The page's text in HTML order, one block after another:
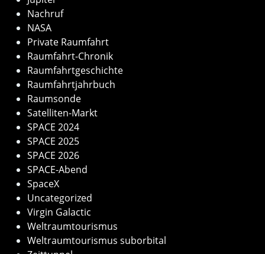
Nachruf
NASA
Private Raumfahrt
Raumfahrt-Chronik
Raumfahrtgeschichte
Raumfahrtjahrbuch
Raumsonde
Satelliten-Markt
SPACE 2024
SPACE 2025
SPACE 2026
SPACE-Abend
SpaceX
Uncategorized
Virgin Galactic
Weltraumtourismus
Weltraumtourismus suborbital